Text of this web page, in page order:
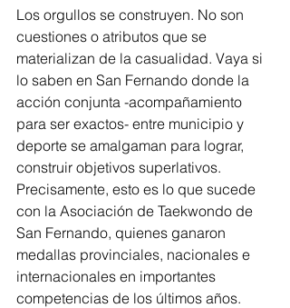
Los orgullos se construyen. No son
cuestiones o atributos que se
materializan de la casualidad. Vaya si
lo saben en San Fernando donde la
acción conjunta -acompañamiento
para ser exactos- entre municipio y
deporte se amalgaman para lograr,
construir objetivos superlativos.
Precisamente, esto es lo que sucede
con la Asociación de Taekwondo de
San Fernando, quienes ganaron
medallas provinciales, nacionales e
internacionales en importantes
competencias de los últimos años.